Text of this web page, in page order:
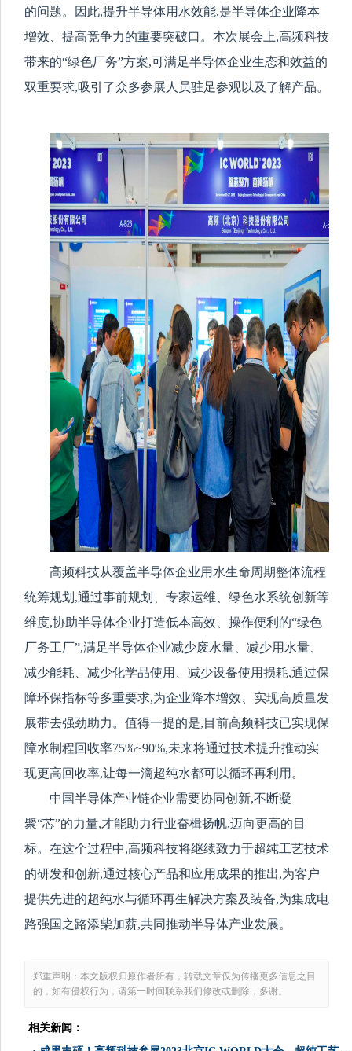
的问题。因此,提升半导体用水效能,是半导体企业降本
增效
提高竞争力的重要突破口 。本次展会上,高频科技
带来的“绿色厂务”方案,可满足半导体企业生态和效益的
双重要求,吸引了众多参展人员驻足参观以及了解产品。
高频科技从覆盖半导体企业用水生命周期整体流程
统筹规划 ,通过事前规划、专家运维、绿色水系统创新等
维度,协助半导体企业打造低本高效、操作便利 的“绿色
厂务工厂”,满足半导体企业减少废水量、减少用水量、
减少能耗、减少化学品使用、减少设备使用损耗,通过保
障环保指标等多重要求,为企业降本增效、实现高质量发
展带去强劲助力。值得一提的是,目前高频科技已实现保
障水制程回收率75%~90%,未来将通过技术提升推动实
现更高回收率,让每一滴超纯水都可以循环再利用。
中国半导体产业链企业需要协同创新,不断凝
聚“芯”的力量,才能助力行业奋楫扬帆,迈向更高的目
标。在这个过程中,高频科技将继续致力于超纯工艺技术
的研发和创新,通过核心产品和应用成果的推出,为客户
提供先进的超纯水与循环再生解决方案及装备,为集成电
路强国之路添柴加薪,共同推动半导体产业发展。
郑重声明：本文版权归原作者所有，转载文章仅为传播更多信息之目
的，如有侵权行为，请第一时间联系我们修改或删除，多谢。
相关新闻：